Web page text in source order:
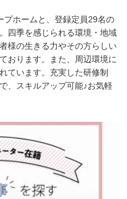
プホームと、登録定員29名の
四季を感じられる環境・地域
様の生きる力やその方らしい
おります。また、周辺環境に
ています。充実した研修制
、スキルアップ可能♪お気軽